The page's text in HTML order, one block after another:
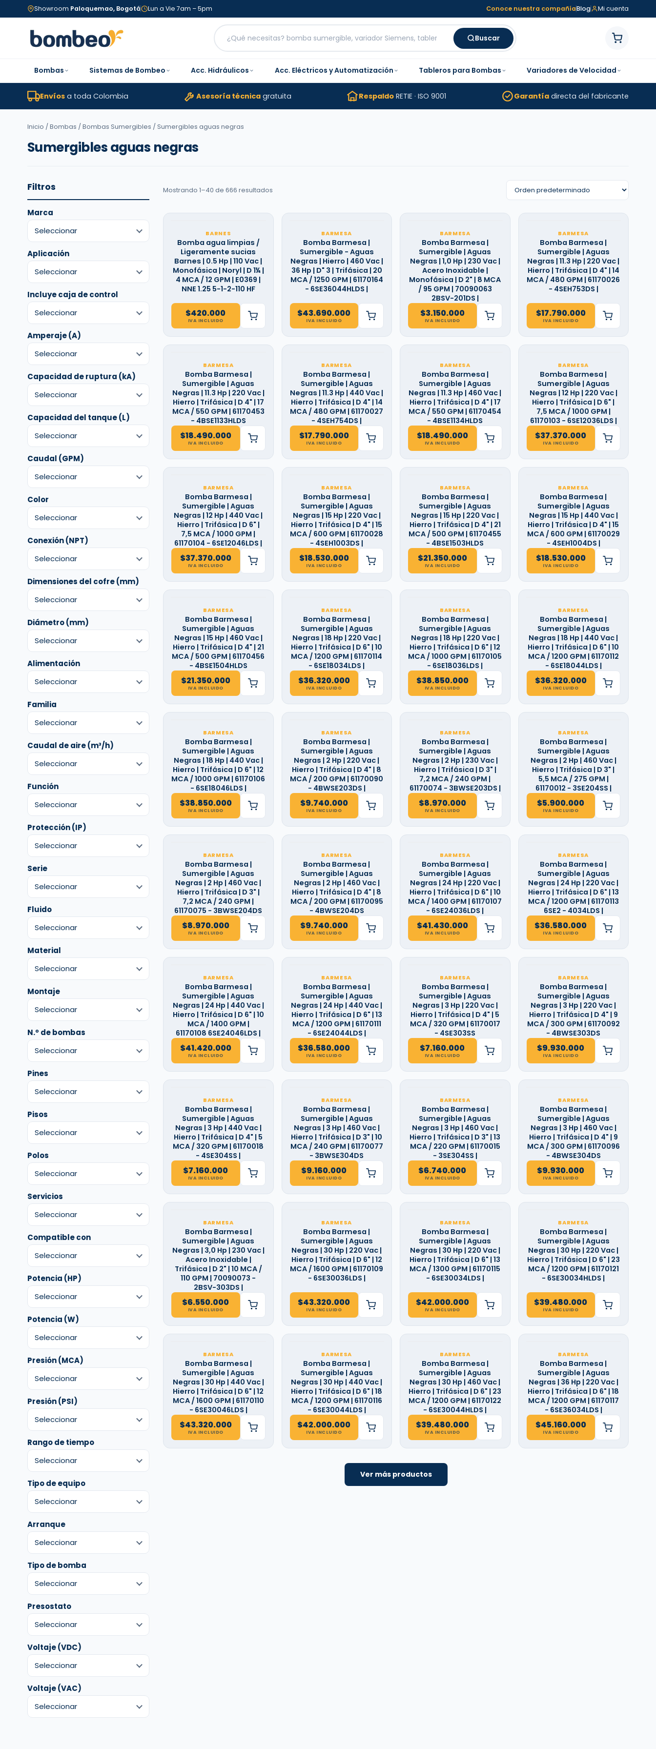
Showroom Paloquemao, Bogotá Lun a Vie 7am – 5pm Conoce nuestra compañíaBlog Mi cuenta
Buscar
Bombas Sistemas de Bombeo Acc. Hidráulicos Acc. Eléctricos y Automatización Tableros para Bombas Variadores de Velocidad
Envíos a toda Colombia Asesoría técnicagratuita Respaldo RETIE · ISO 9001 Garantíadirecta del fabricante
Inicio /Bombas /Bombas Sumergibles / Sumergibles aguas negras
Sumergibles aguas negras
Filtros
Marca
Aplicación
Incluye caja de control
Amperaje (A)
Capacidad de ruptura (kA)
Capacidad del tanque (L)
Caudal (GPM)
Color
Conexión (NPT)
Dimensiones del cofre (mm)
Diámetro (mm)
Alimentación
Familia
Caudal de aire (m³/h)
Función
Protección (IP)
Serie
Fluido
Material
Montaje
N.º de bombas
Pines
Pisos
Polos
Servicios
Compatible con
Potencia (HP)
Potencia (W)
Presión (MCA)
Presión (PSI)
Rango de tiempo
Tipo de equipo
Arranque
Tipo de bomba
Presostato
Voltaje (VDC)
Voltaje (VAC)
Mostrando 1–40 de 666 resultados
BARNES
Bomba agua limpias /
Ligeramente sucias
Barnes | 0.5 Hp | 110 Vac |
Monofásica | Noryl | D 1¼ |
4 MCA / 12 GPM | E0369 |
NNE 1.25 5-1-2-110 HF
$420.000
IVA INCLUIDO
BARMESA
Bomba Barmesa |
Sumergible - Aguas
Negras | Hierro | 460 Vac |
36 Hp | D" 3 | Trifásica | 20
MCA / 1250 GPM | 61170164
- 6SE36044HLDS |
$43.690.000
IVA INCLUIDO
BARMESA
Bomba Barmesa |
Sumergible | Aguas
Negras | 1,0 Hp | 230 Vac |
Acero Inoxidable |
Monofásica | D 2" | 8 MCA
/ 95 GPM | 70090063
2BSV-201DS |
$3.150.000
IVA INCLUIDO
BARMESA
Bomba Barmesa |
Sumergible | Aguas
Negras | 11.3 Hp | 220 Vac |
Hierro | Trifásica | D 4" | 14
MCA / 480 GPM | 61170026
- 4SEH753DS |
$17.790.000
IVA INCLUIDO
BARMESA
Bomba Barmesa |
Sumergible | Aguas
Negras | 11.3 Hp | 220 Vac |
Hierro | Trifásica | D 4" | 17
MCA / 550 GPM | 61170453
- 4BSE1133HLDS
$18.490.000
IVA INCLUIDO
BARMESA
Bomba Barmesa |
Sumergible | Aguas
Negras | 11.3 Hp | 440 Vac |
Hierro | Trifásica | D 4" | 14
MCA / 480 GPM | 61170027
- 4SEH754DS |
$17.790.000
IVA INCLUIDO
BARMESA
Bomba Barmesa |
Sumergible | Aguas
Negras | 11.3 Hp | 460 Vac |
Hierro | Trifásica | D 4" | 17
MCA / 550 GPM | 61170454
- 4BSE1134HLDS
$18.490.000
IVA INCLUIDO
BARMESA
Bomba Barmesa |
Sumergible | Aguas
Negras | 12 Hp | 220 Vac |
Hierro | Trifásica | D 6" |
7,5 MCA / 1000 GPM |
61170103 - 6SE12036LDS |
$37.370.000
IVA INCLUIDO
BARMESA
Bomba Barmesa |
Sumergible | Aguas
Negras | 12 Hp | 440 Vac |
Hierro | Trifásica | D 6" |
7,5 MCA / 1000 GPM |
61170104 - 6SE12046LDS |
$37.370.000
IVA INCLUIDO
BARMESA
Bomba Barmesa |
Sumergible | Aguas
Negras | 15 Hp | 220 Vac |
Hierro | Trifásica | D 4" | 15
MCA / 600 GPM | 61170028
- 4SEH1003DS |
$18.530.000
IVA INCLUIDO
BARMESA
Bomba Barmesa |
Sumergible | Aguas
Negras | 15 Hp | 220 Vac |
Hierro | Trifásica | D 4" | 21
MCA / 500 GPM | 61170455
- 4BSE1503HLDS
$21.350.000
IVA INCLUIDO
BARMESA
Bomba Barmesa |
Sumergible | Aguas
Negras | 15 Hp | 440 Vac |
Hierro | Trifásica | D 4" | 15
MCA / 600 GPM | 61170029
- 4SEH1004DS |
$18.530.000
IVA INCLUIDO
BARMESA
Bomba Barmesa |
Sumergible | Aguas
Negras | 15 Hp | 460 Vac |
Hierro | Trifásica | D 4" | 21
MCA / 500 GPM | 61170456
- 4BSE1504HLDS
$21.350.000
IVA INCLUIDO
BARMESA
Bomba Barmesa |
Sumergible | Aguas
Negras | 18 Hp | 220 Vac |
Hierro | Trifásica | D 6" | 10
MCA / 1200 GPM | 61170114
- 6SE18034LDS |
$36.320.000
IVA INCLUIDO
BARMESA
Bomba Barmesa |
Sumergible | Aguas
Negras | 18 Hp | 220 Vac |
Hierro | Trifásica | D 6" | 12
MCA / 1000 GPM | 61170105
- 6SE18036LDS |
$38.850.000
IVA INCLUIDO
BARMESA
Bomba Barmesa |
Sumergible | Aguas
Negras | 18 Hp | 440 Vac |
Hierro | Trifásica | D 6" | 10
MCA / 1200 GPM | 61170112
- 6SE18044LDS |
$36.320.000
IVA INCLUIDO
BARMESA
Bomba Barmesa |
Sumergible | Aguas
Negras | 18 Hp | 440 Vac |
Hierro | Trifásica | D 6" | 12
MCA / 1000 GPM | 61170106
- 6SE18046LDS |
$38.850.000
IVA INCLUIDO
BARMESA
Bomba Barmesa |
Sumergible | Aguas
Negras | 2 Hp | 220 Vac |
Hierro | Trifásica | D 4" | 8
MCA / 200 GPM | 61170090
- 4BWSE203DS |
$9.740.000
IVA INCLUIDO
BARMESA
Bomba Barmesa |
Sumergible | Aguas
Negras | 2 Hp | 230 Vac |
Hierro | Trifásica | D 3" |
7,2 MCA / 240 GPM |
61170074 - 3BWSE203DS |
$8.970.000
IVA INCLUIDO
BARMESA
Bomba Barmesa |
Sumergible | Aguas
Negras | 2 Hp | 460 Vac |
Hierro | Trifásica | D 3" |
5,5 MCA / 275 GPM |
61170012 - 3SE204SS |
$5.900.000
IVA INCLUIDO
BARMESA
Bomba Barmesa |
Sumergible | Aguas
Negras | 2 Hp | 460 Vac |
Hierro | Trifásica | D 3" |
7,2 MCA / 240 GPM |
61170075 - 3BWSE204DS
$8.970.000
IVA INCLUIDO
BARMESA
Bomba Barmesa |
Sumergible | Aguas
Negras | 2 Hp | 460 Vac |
Hierro | Trifásica | D 4" | 8
MCA / 200 GPM | 61170095
- 4BWSE204DS
$9.740.000
IVA INCLUIDO
BARMESA
Bomba Barmesa |
Sumergible | Aguas
Negras | 24 Hp | 220 Vac |
Hierro | Trifásica | D 6" | 10
MCA / 1400 GPM | 61170107
- 6SE24036LDS |
$41.430.000
IVA INCLUIDO
BARMESA
Bomba Barmesa |
Sumergible | Aguas
Negras | 24 Hp | 220 Vac |
Hierro | Trifásica | D 6" | 13
MCA / 1200 GPM | 61170113
6SE2 - 4034LDS |
$36.580.000
IVA INCLUIDO
BARMESA
Bomba Barmesa |
Sumergible | Aguas
Negras | 24 Hp | 440 Vac |
Hierro | Trifásica | D 6" | 10
MCA / 1400 GPM |
61170108 6SE24046LDS |
$41.420.000
IVA INCLUIDO
BARMESA
Bomba Barmesa |
Sumergible | Aguas
Negras | 24 Hp | 440 Vac |
Hierro | Trifásica | D 6" | 13
MCA / 1200 GPM | 61170111
- 6SE24044LDS |
$36.580.000
IVA INCLUIDO
BARMESA
Bomba Barmesa |
Sumergible | Aguas
Negras | 3 Hp | 220 Vac |
Hierro | Trifásica | D 4" | 5
MCA / 320 GPM | 61170017
- 4SE303SS
$7.160.000
IVA INCLUIDO
BARMESA
Bomba Barmesa |
Sumergible | Aguas
Negras | 3 Hp | 220 Vac |
Hierro | Trifásica | D 4" | 9
MCA / 300 GPM | 61170092
- 4BWSE303DS
$9.930.000
IVA INCLUIDO
BARMESA
Bomba Barmesa |
Sumergible | Aguas
Negras | 3 Hp | 440 Vac |
Hierro | Trifásica | D 4" | 5
MCA / 320 GPM | 61170018
- 4SE304SS |
$7.160.000
IVA INCLUIDO
BARMESA
Bomba Barmesa |
Sumergible | Aguas
Negras | 3 Hp | 460 Vac |
Hierro | Trifásica | D 3" | 10
MCA / 240 GPM | 61170077
- 3BWSE304DS
$9.160.000
IVA INCLUIDO
BARMESA
Bomba Barmesa |
Sumergible | Aguas
Negras | 3 Hp | 460 Vac |
Hierro | Trifásica | D 3" | 13
MCA / 220 GPM | 61170015
- 3SE304SS |
$6.740.000
IVA INCLUIDO
BARMESA
Bomba Barmesa |
Sumergible | Aguas
Negras | 3 Hp | 460 Vac |
Hierro | Trifásica | D 4" | 9
MCA / 300 GPM | 61170096
- 4BWSE304DS
$9.930.000
IVA INCLUIDO
BARMESA
Bomba Barmesa |
Sumergible | Aguas
Negras | 3,0 Hp | 230 Vac |
Acero Inoxidable |
Trifásica | D 2" | 10 MCA /
110 GPM | 70090073 -
2BSV-303DS |
$6.550.000
IVA INCLUIDO
BARMESA
Bomba Barmesa |
Sumergible | Aguas
Negras | 30 Hp | 220 Vac |
Hierro | Trifásica | D 6" | 12
MCA / 1600 GPM | 61170109
- 6SE30036LDS |
$43.320.000
IVA INCLUIDO
BARMESA
Bomba Barmesa |
Sumergible | Aguas
Negras | 30 Hp | 220 Vac |
Hierro | Trifásica | D 6" | 13
MCA / 1300 GPM | 61170115
- 6SE30034LDS |
$42.000.000
IVA INCLUIDO
BARMESA
Bomba Barmesa |
Sumergible | Aguas
Negras | 30 Hp | 220 Vac |
Hierro | Trifásica | D 6" | 23
MCA / 1200 GPM | 61170121
- 6SE30034HLDS |
$39.480.000
IVA INCLUIDO
BARMESA
Bomba Barmesa |
Sumergible | Aguas
Negras | 30 Hp | 440 Vac |
Hierro | Trifásica | D 6" | 12
MCA / 1600 GPM | 61170110
- 6SE30046LDS |
$43.320.000
IVA INCLUIDO
BARMESA
Bomba Barmesa |
Sumergible | Aguas
Negras | 30 Hp | 440 Vac |
Hierro | Trifásica | D 6" | 18
MCA / 1200 GPM | 61170116
- 6SE30044LDS |
$42.000.000
IVA INCLUIDO
BARMESA
Bomba Barmesa |
Sumergible | Aguas
Negras | 30 Hp | 460 Vac |
Hierro | Trifásica | D 6" | 23
MCA / 1200 GPM | 61170122
- 6SE30044HLDS |
$39.480.000
IVA INCLUIDO
BARMESA
Bomba Barmesa |
Sumergible | Aguas
Negras | 36 Hp | 220 Vac |
Hierro | Trifásica | D 6" | 18
MCA / 1200 GPM | 61170117
- 6SE36034LDS |
$45.160.000
IVA INCLUIDO
Ver más productos